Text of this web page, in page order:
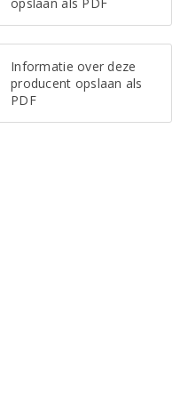
Informatie over deze
producent opslaan als
PDF